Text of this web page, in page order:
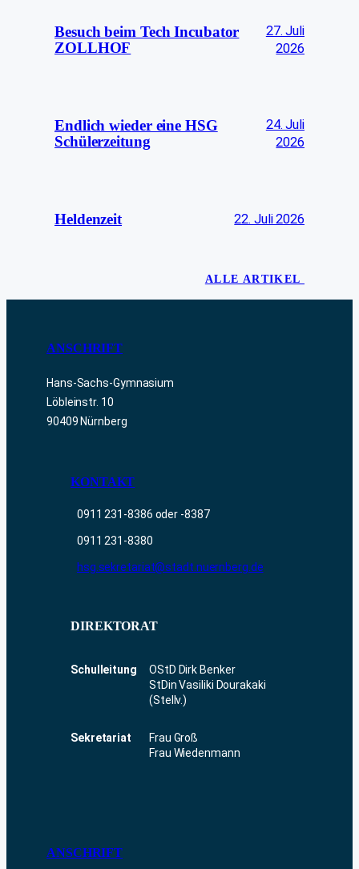
Besuch beim Tech Incubator
ZOLLHOF
27. Juli
2026
Endlich wieder eine HSG
Schülerzeitung
24. Juli
2026
Heldenzeit 22. Juli 2026
ALLE ARTIKEL
ANSCHRIFT
Hans-Sachs-Gymnasium
Löbleinstr. 10
90409 Nürnberg
KONTAKT
0911 231-8386 oder -8387
0911 231-8380
hsg.sekretariat@stadt.nuernberg.de
DIREKTORAT
Schulleitung
OStD Dirk Benker
StDin Vasiliki Dourakaki
(Stellv.)
Sekretariat
Frau Groß
Frau Wiedenmann
ANSCHRIFT